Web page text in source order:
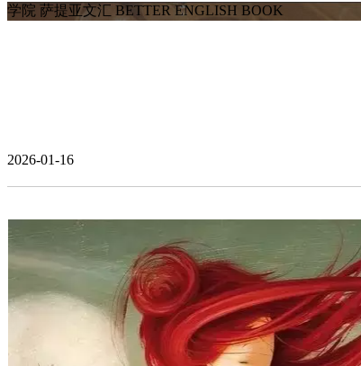
学院 萨提亚文汇 BETTER ENGLISH BOOK
2026-01-16